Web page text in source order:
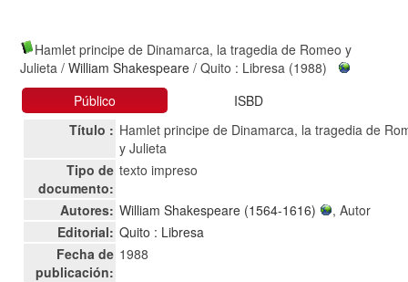
Hamlet principe de Dinamarca, la tragedia de Romeo y
Julieta /William Shakespeare / Quito : Libresa (1988)
Público
ISBD
Título : Hamlet principe de Dinamarca, la tragedia de
y Julieta
Tipo de
documento:
texto impreso
Autores: William Shakespeare (1564-1616)
, Autor
Editorial: Quito : Libresa
Fecha de
publicación:
1988